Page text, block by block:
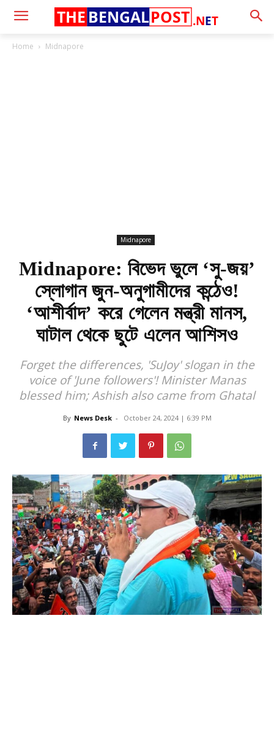
.NET
THE BENGALPOST
Home Midnapore
Midnapore
Midnapore: বিভেদ ভুলে ‘সু-জয়’
স্লোগান জুন-অনুগামীদের কন্ঠেও!
‘আশীর্বাদ’ করে গেলেন মন্ত্রী মানস,
ঘাটাল থেকে ছুটে এলেন আশিসও
Forget the differences, 'SuJoy' slogan in the
voice of 'June followers'! Minister Manas
blessed him; Ashish also came from Ghatal
By News Desk - October 24, 2024 | 6:39 PM